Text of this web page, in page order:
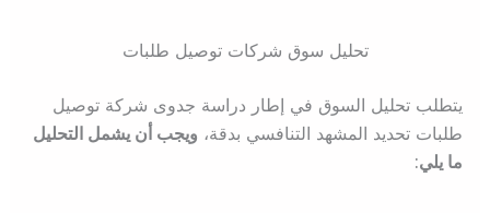
تحليل سوق شركات توصيل طلبات
يتطلب تحليل السوق في إطار دراسة جدوى شركة توصيل
طلبات تحديد المشهد التنافسي بدقة، ويجب أن يشمل التحليل
ما يلي: